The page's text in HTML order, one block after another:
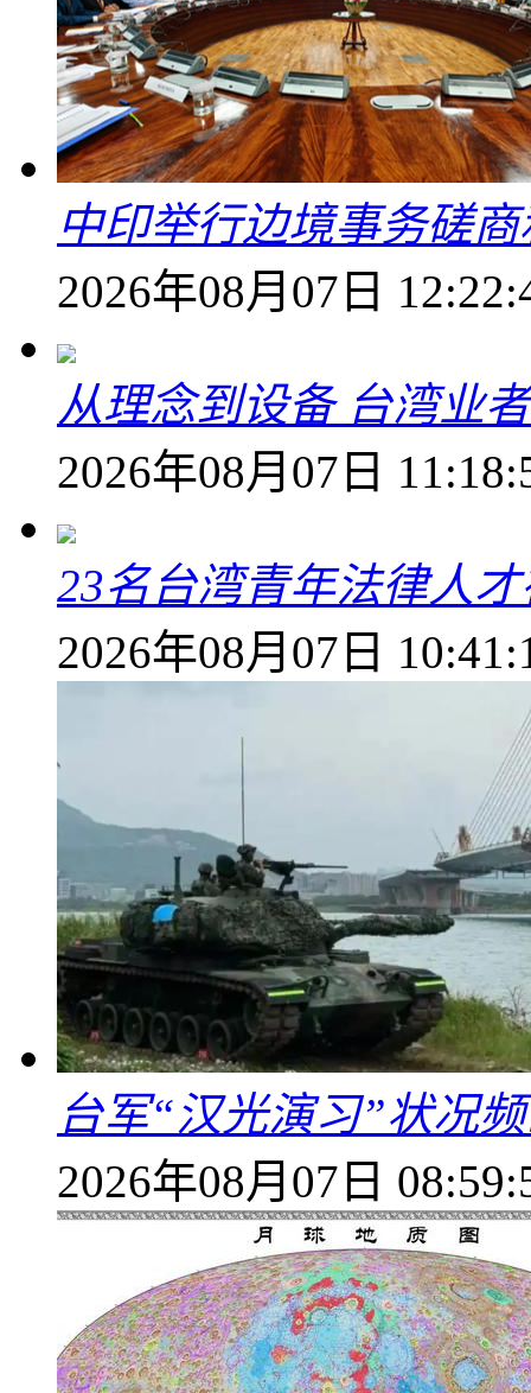
中印举行边境事务磋
2026年08月07日
从理念到设备 台湾业
2026年08月07日
23名台湾青年法律人
2026年08月07日
台军“汉光演习”状况
2026年08月07日